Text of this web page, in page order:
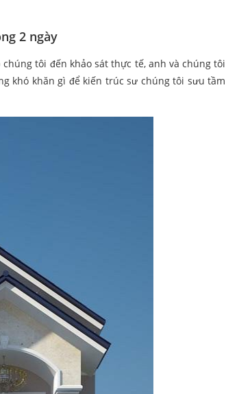
2 ngày
tôi đến khảo sát thực tế, anh và chúng tôi
khó khăn gì để kiến trúc sư chúng tôi sưu tầm